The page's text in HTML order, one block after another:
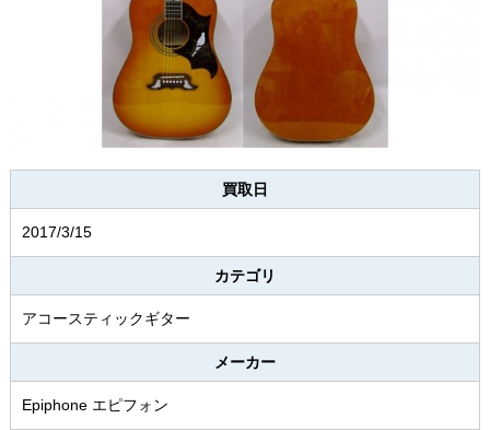
買取日
2017/3/15
カテゴリ
アコースティックギター
メーカー
Epiphone エピフォン